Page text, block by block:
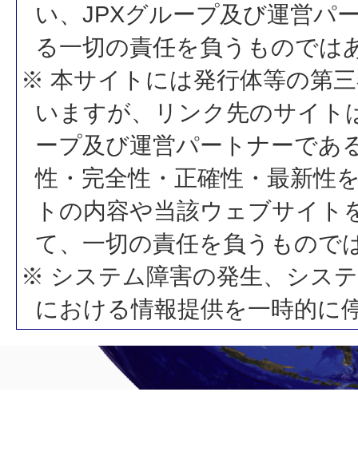
い、JPXグループ及び運営パ
る一切の責任を負うものでは
※ 本サイトには発行体等の第
いますが、リンク先のサイト
ープ及び運営パートナーであ
性・完全性・正確性・最新性
トの内容や当該ウェブサイ
て、一切の責任を負うもので
※ システム障害の発生、シス
における情報提供を一時的に